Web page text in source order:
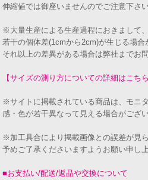
伸縮値では御座いませんのでご注意下さい
※大量生産による生産過程におきまして、
若干の個体差(1cmから2cm)が生じる場合
それ以上の差異がある場合は弊社までお
【サイズの測り方についての詳細はこちら
※サイトに掲載されている商品は、モニ
感・色が若干異なって見える場合がござい
※加工具合により掲載画像との誤差が見
予めご了承くださいますようお願い申し上
■お支払い/配送/返品や交換について